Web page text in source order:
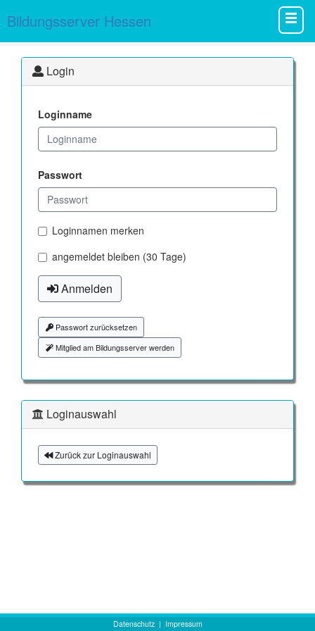
Bildungsserver Hessen
Login
Loginname
Passwort
Loginnamen merken
angemeldet bleiben (30 Tage)
Anmelden
Passwort zurücksetzen
Mitglied am Bildungsserver werden
Loginauswahl
Zurück zur Loginauswahl
Datenschutz| Impressum